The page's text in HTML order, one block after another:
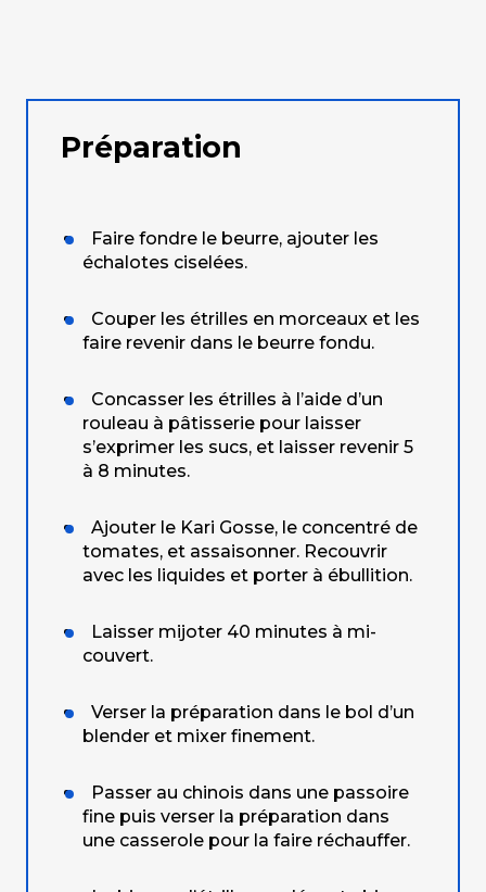
Préparation
Faire fondre le beurre, ajouter les
échalotes ciselées.
Couper les étrilles en morceaux et les
faire revenir dans le beurre fondu.
Concasser les étrilles à l’aide d’un
rouleau à pâtisserie pour laisser
s’exprimer les sucs, et laisser revenir 5
à 8 minutes.
Ajouter le Kari Gosse, le concentré de
tomates, et assaisonner. Recouvrir
avec les liquides et porter à ébullition.
Laisser mijoter 40 minutes à mi-
couvert.
Verser la préparation dans le bol d’un
blender et mixer finement.
Passer au chinois dans une passoire
fine puis verser la préparation dans
une casserole pour la faire réchauffer.